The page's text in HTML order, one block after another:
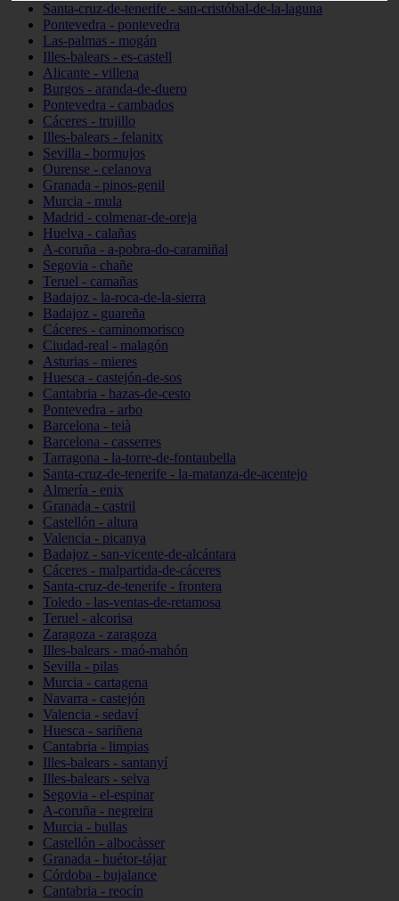
Santa-cruz-de-tenerife - san-cristóbal-de-la-laguna
Pontevedra - pontevedra
Las-palmas - mogán
Illes-balears - es-castell
Alicante - villena
Burgos - aranda-de-duero
Pontevedra - cambados
Cáceres - trujillo
Illes-balears - felanitx
Sevilla - bormujos
Ourense - celanova
Granada - pinos-genil
Murcia - mula
Madrid - colmenar-de-oreja
Huelva - calañas
A-coruña - a-pobra-do-caramiñal
Segovia - chañe
Teruel - camañas
Badajoz - la-roca-de-la-sierra
Badajoz - guareña
Cáceres - caminomorisco
Ciudad-real - malagón
Asturias - mieres
Huesca - castejón-de-sos
Cantabria - hazas-de-cesto
Pontevedra - arbo
Barcelona - teià
Barcelona - casserres
Tarragona - la-torre-de-fontaubella
Santa-cruz-de-tenerife - la-matanza-de-acentejo
Almería - enix
Granada - castril
Castellón - altura
Valencia - picanya
Badajoz - san-vicente-de-alcántara
Cáceres - malpartida-de-cáceres
Santa-cruz-de-tenerife - frontera
Toledo - las-ventas-de-retamosa
Teruel - alcorisa
Zaragoza - zaragoza
Illes-balears - maó-mahón
Sevilla - pilas
Murcia - cartagena
Navarra - castejón
Valencia - sedaví
Huesca - sariñena
Cantabria - limpias
Illes-balears - santanyí
Illes-balears - selva
Segovia - el-espinar
A-coruña - negreira
Murcia - bullas
Castellón - albocàsser
Granada - huétor-tájar
Córdoba - bujalance
Cantabria - reocín